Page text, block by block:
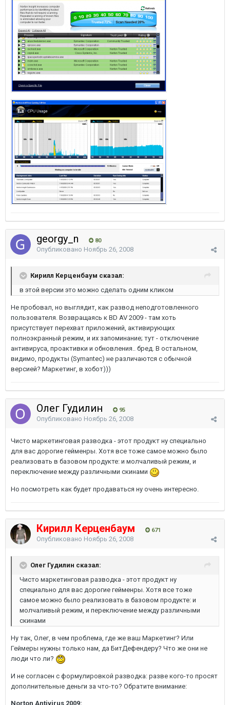
georgy_n 80
Опубликовано Ноябрь 26, 2008
Кирилл Керценбаум сказал:
в этой версии это можно сделать одним кликом
Не пробовал, но выглядит, как развод неподготовленного
пользователя. Возвращаясь к BD AV 2009 - там хоть
присутствует перехват приложений, активирующих
полноэкранный режим, и их запоминание; тут - отключение
антивируса, проактивки и обновления.. бред. В остальном,
видимо, продукты (Symantec) не различаются с обычной
версией? Маркетинг, в хобот)))
Олег Гудилин 95
Опубликовано Ноябрь 26, 2008
Чисто маркетинговая разводка - этот продукт ну специально
для вас дорогие гейменры. Хотя все тоже самое можно было
реализовать в базовом продукте: и молчаливый режим, и
переключение между различными скинами
Но посмотреть как будет продаваться ну очень интересно.
Кирилл Керценбаум 671
Опубликовано Ноябрь 26, 2008
Олег Гудилин сказал:
Чисто маркетинговая разводка - этот продукт ну
специально для вас дорогие гейменры. Хотя все тоже
самое можно было реализовать в базовом продукте: и
молчаливый режим, и переключение между различными
скинами
Ну так, Олег, в чем проблема, где же ваш Маркетинг? Или
Геймеры нужны только нам, да БитДефендеру? Что же они не
люди что ли?
И не согласен с формулировкой разводка: разве кого-то просят
дополнительные деньги за что-то? Обратите внимание:
Norton Antivirus 2009: